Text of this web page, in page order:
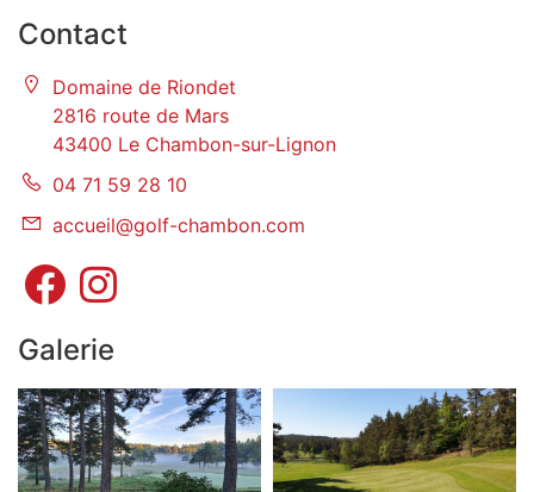
Contact
Domaine de Riondet
2816 route de Mars
43400 Le Chambon-sur-Lignon
04 71 59 28 10
accueil@golf-chambon.com
Galerie